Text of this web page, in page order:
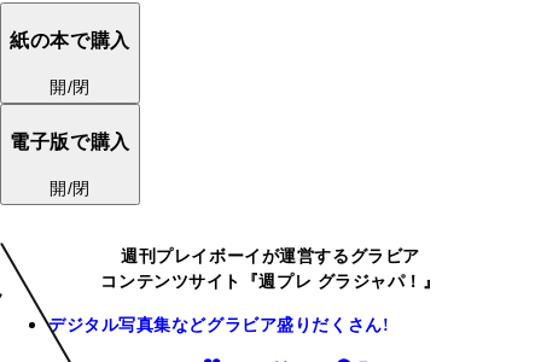
紙の本で購入
開/閉
電子版で購入
開/閉
週刊プレイボーイが運営するグラビア
コンテンツサイト『週プレ グラジャパ！』
デジタル写真集などグラビア盛りだくさん!